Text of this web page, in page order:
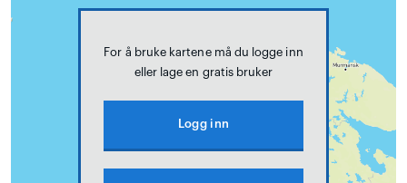
For å bruke kartene må du logge inn
eller lage en gratis bruker
Logg inn